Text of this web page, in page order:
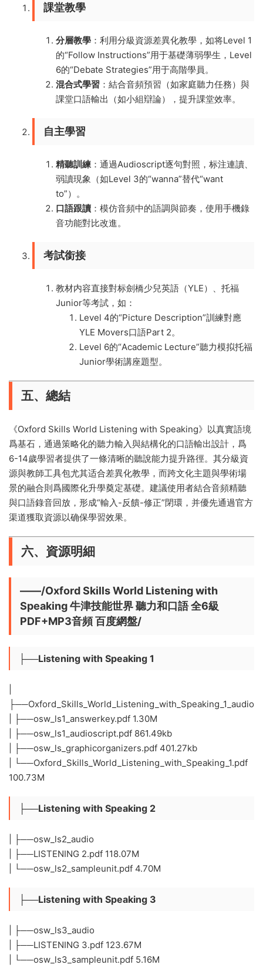
課堂教學
分層教學 ：利用分級資源差異化教學，如将Level 1
的“Follow Instructions”用于基礎薄弱學生，Level
6的“Debate Strategies”用于高階學員。
混合式學習 ：結合音頻預習（如家庭聽力任務）與
課堂口語輸出（如小組辯論），提升課堂效率。
自主學習
精聽訓練 ：通過Audioscript逐句對照，标注連讀、
弱讀現象（如Level 3的“wanna”替代“want
to”）。
口語跟讀 ：模仿音頻中的語調與節奏，使用手機錄
音功能對比改進。
考試銜接
教材内容直接對标劍橋少兒英語（YLE）、托福
Junior等考試，如：
Level 4的“Picture Description”訓練對應
YLE Movers口語Part 2。
Level 6的“Academic Lecture”聽力模拟托福
Junior學術講座題型。
五、 總結
《Oxford Skills World Listening with Speaking》以真實語境
爲基石，通過策略化的聽力輸入與結構化的口語輸出設計，爲
6-14歲學習者提供了一條清晰的聽說能力提升路徑。其分級資
源與教師工具包尤其适合差異化教學，而跨文化主題與學術場
景的融合則爲國際化升學奠定基礎。建議使用者結合音頻精聽
與口語錄音回放，形成“輸入-反饋-修正”閉環，并優先通過官方
渠道獲取資源以确保學習效果。
六、 資源明細
——/Oxford Skills World Listening with
Speaking 牛津技能世界 聽力和口語 全6級
PDF+MP3音頻 百度網盤/
├──Listening with Speaking 1
├──Oxford_Skills_World_Listening_with_Speaking_1_audio
| ├──osw_ls1_answerkey.pdf 1.30M
| ├──osw_ls1_audioscript.pdf 861.49kb
| ├──osw_ls_graphicorganizers.pdf 401.27kb
| └──Oxford_Skills_World_Listening_with_Speaking_1.pdf
100.73M
├──Listening with Speaking 2
| ├──osw_ls2_audio
| ├──LISTENING 2.pdf 118.07M
| └──osw_ls2_sampleunit.pdf 4.70M
├──Listening with Speaking 3
| ├──osw_ls3_audio
| ├──LISTENING 3.pdf 123.67M
| └──osw_ls3_sampleunit.pdf 5.16M